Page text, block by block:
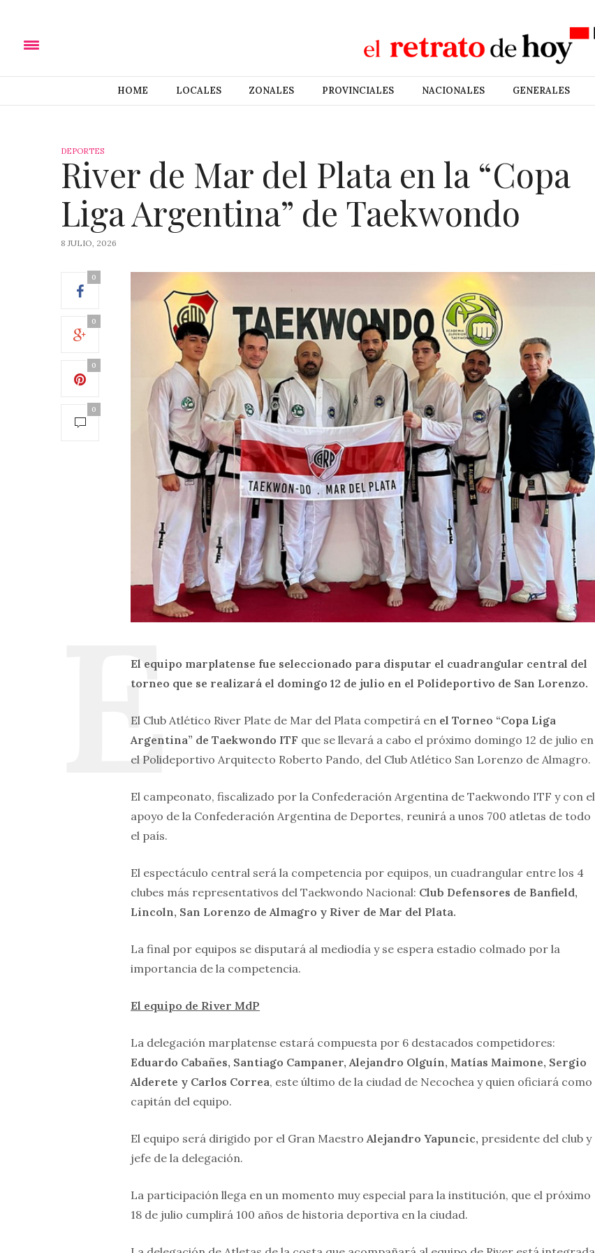
HOME LOCALES ZONALES PROVINCIALES NACIONALES GENERALES
DEPORTES
River de Mar del Plata en la “Copa
Liga Argentina” de Taekwondo
8 JULIO, 2026
0
0
0
0
El equipo marplatense fue seleccionado para disputar el cuadrangular central del
torneo que se realizará el domingo 12 de julio en el Polideportivo de San Lorenzo.
El Club Atlético River Plate de Mar del Plata competirá en el Torneo “Copa Liga
Argentina” de Taekwondo ITF que se llevará a cabo el próximo domingo 12 de julio en
el Polideportivo Arquitecto Roberto Pando, del Club Atlético San Lorenzo de Almagro.
El campeonato, fiscalizado por la Confederación Argentina de Taekwondo ITF y con el
apoyo de la Confederación Argentina de Deportes, reunirá a unos 700 atletas de todo
el país.
El espectáculo central será la competencia por equipos, un cuadrangular entre los 4
clubes más representativos del Taekwondo Nacional: Club Defensores de Banfield,
Lincoln, San Lorenzo de Almagro y River de Mar del Plata.
La final por equipos se disputará al mediodía y se espera estadio colmado por la
importancia de la competencia.
El equipo de River MdP
La delegación marplatense estará compuesta por 6 destacados competidores:
Eduardo Cabañes, Santiago Campaner, Alejandro Olguín, Matías Maimone, Sergio
Alderete y Carlos Correa, este último de la ciudad de Necochea y quien oficiará como
capitán del equipo.
El equipo será dirigido por el Gran Maestro Alejandro Yapuncic, presidente del club y
jefe de la delegación.
La participación llega en un momento muy especial para la institución, que el próximo
18 de julio cumplirá 100 años de historia deportiva en la ciudad.